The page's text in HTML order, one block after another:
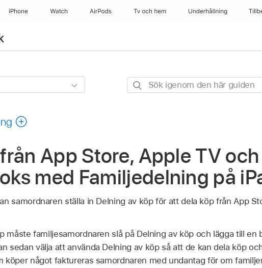
iPhone Watch AirPods Tv och hem Underhållning
Sök
App Store, Apple TV och
med Familjedelning på
samordnaren ställa in Delning av köp för att dela köp från App
måste familjesamordnaren slå på Delning av köp och lägga till en
sedan välja att använda Delning av köp så att de kan dela köp
köper något faktureras samordnaren med undantag för om